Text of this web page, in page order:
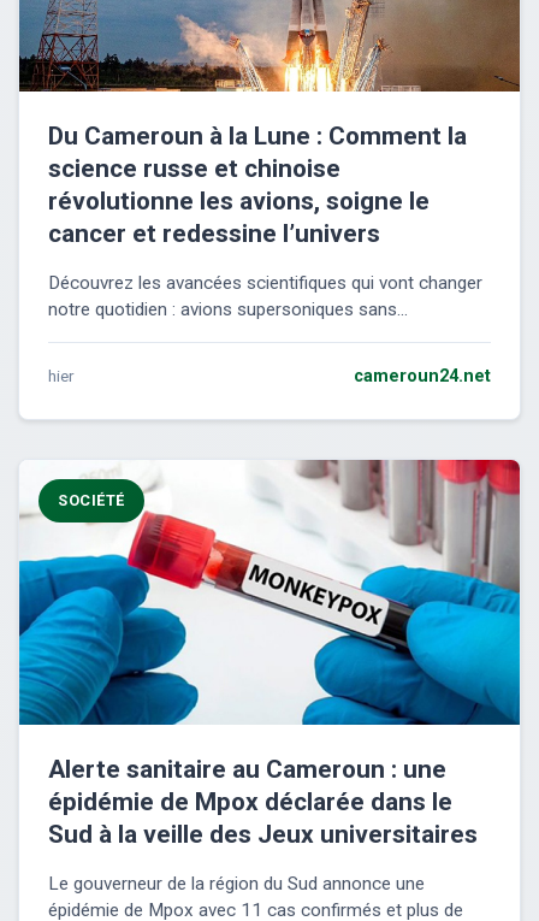
Du Cameroun à la Lune : Comment la
science russe et chinoise
révolutionne les avions, soigne le
cancer et redessine l’univers
Découvrez les avancées scientifiques qui vont changer
notre quotidien : avions supersoniques sans...
hier cameroun24.net
SOCIÉTÉ
Alerte sanitaire au Cameroun : une
épidémie de Mpox déclarée dans le
Sud à la veille des Jeux universitaires
Le gouverneur de la région du Sud annonce une
épidémie de Mpox avec 11 cas confirmés et plus de